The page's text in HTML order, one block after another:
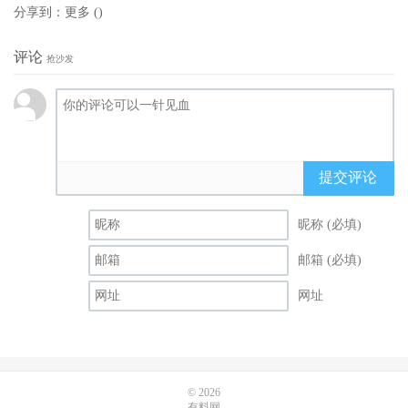
分享到： 更多 ()
评论 抢沙发
提交评论
昵称 (必填)
邮箱 (必填)
网址
© 2026